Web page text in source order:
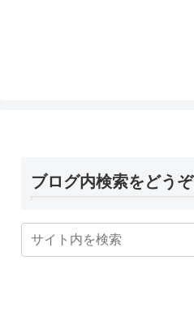
ブログ内検索をどうぞ